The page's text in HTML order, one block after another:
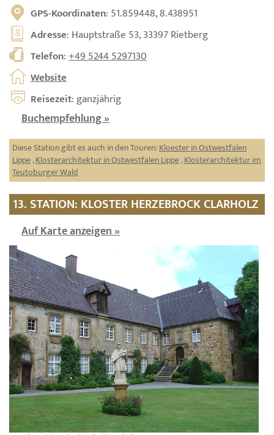
GPS-Koordinaten: 51.859448, 8.438951
Adresse: Hauptstraße 53, 33397 Rietberg
Telefon:+49 5244 5297130
Website
Reisezeit: ganzjährig
Buchempfehlung »
Diese Station gibt es auch in den Touren:Kloester in Ostwestfalen
Lippe,Klosterarchitektur in Ostwestfalen Lippe,Klosterarchitektur im
Teutoburger Wald
13. STATION: KLOSTER HERZEBROCK CLARHOLZ
Auf Karte anzeigen »